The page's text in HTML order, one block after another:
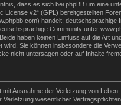
dass es sich bei phpBB um eine
License v2“ (GPL) bereitgestellten
handelt; deutschsprachige
Community unter
haben keinen Einfluss auf die Art
wird. Sie können insbesondere die
nicht untersagen oder auf Inhalte
mit Ausnahme der Verletzung von
Verletzung wesentlicher